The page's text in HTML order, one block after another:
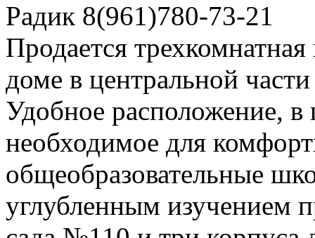
Радик 8(961)780-73-21
Продается
доме в центральной
Удобное расположение, в
необходимое для
общеобразовательные
углубленным изучением